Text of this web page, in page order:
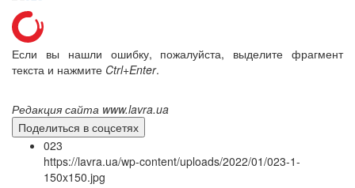
Если вы нашли ошибку, пожалуйста, выделите фрагмент
текста и нажмите Ctrl+Enter.
Редакция сайта www.lavra.ua
Поделиться в соцсетях
023
https://lavra.ua/wp-content/uploads/2022/01/023-1-
150x150.jpg